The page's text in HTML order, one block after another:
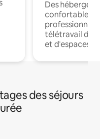
Des
confortables
professionnels
télétravail
et d'espaces
des séjours